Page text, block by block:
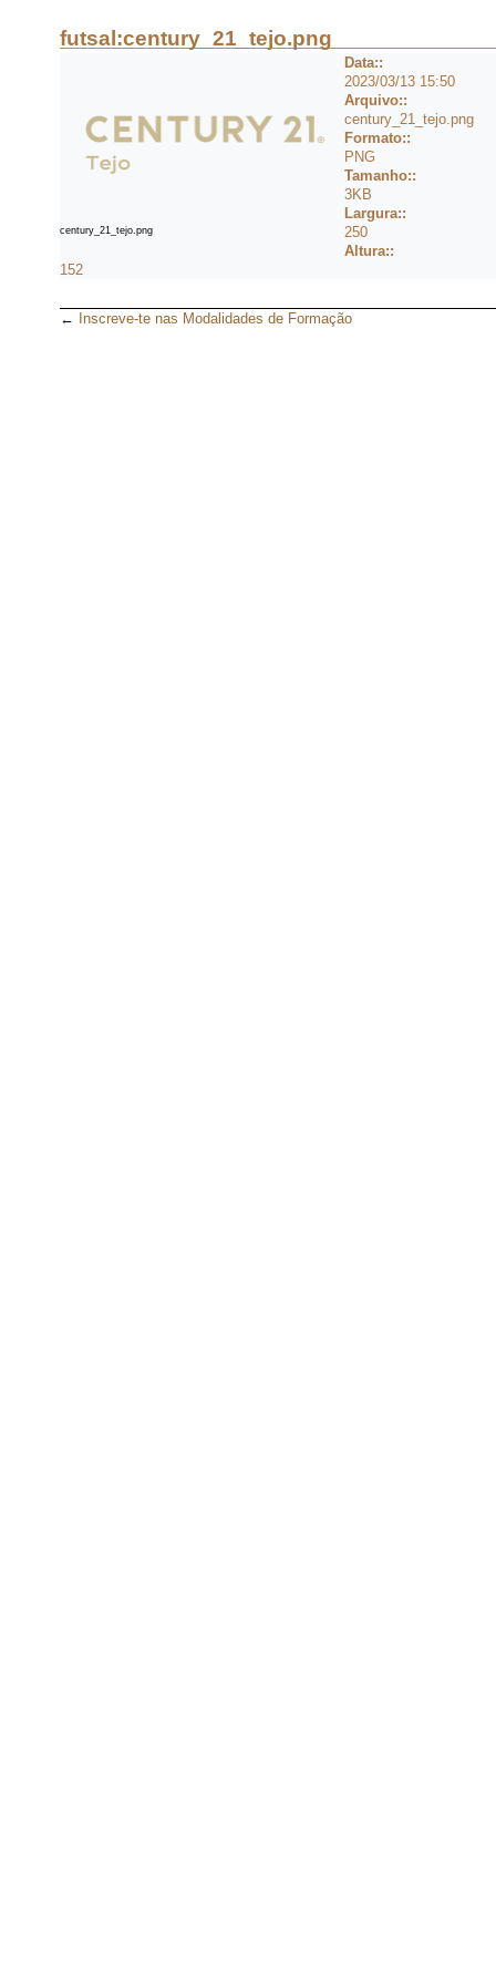
futsal:century_21_tejo.png
century_21_tejo.png
Data::
2023/03/13 15:50
Arquivo::
century_21_tejo.png
Formato::
PNG
Tamanho::
3KB
Largura::
250
Altura::
152
← Inscreve-te nas Modalidades de Formação